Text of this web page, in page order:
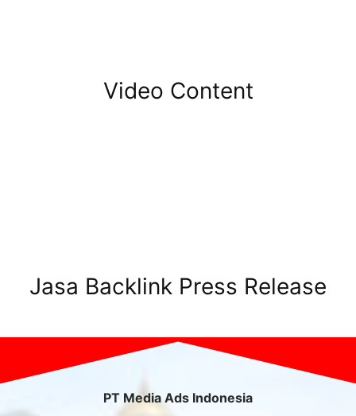
Video Content
Jasa Backlink Press Release
PT Media Ads Indonesia